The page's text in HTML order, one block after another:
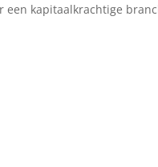
een kapitaalkrachtige